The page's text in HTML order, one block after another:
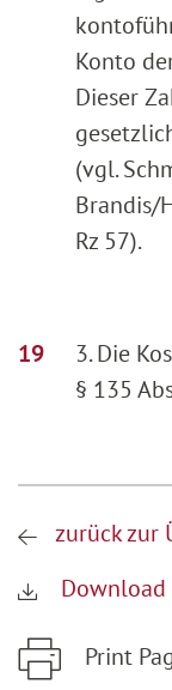
Konto
Dieser
(vgl.
Brandis/
Rz 57).
3. Die
§ 135
zurück zur
Download
Print